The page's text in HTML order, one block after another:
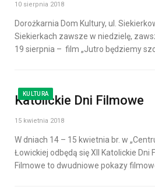
10 sierpnia 2018
Dorożkarnia Dom Kultury, ul.
Siekierkach zawsze w niedzielę,
19 sierpnia – film „Jutro będziemy
KULTURA
Katolickie Dni Filmowe
15 kwietnia 2018
W dniach 14 – 15 kwietnia br. w
Łowickiej odbędą się XII Katolickie Dni
Filmowe to dwudniowe pokazy